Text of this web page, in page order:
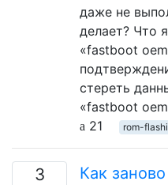
даже не
делает? Что
«fastboot
стереть
«fastboot
21
rom-
3
Как